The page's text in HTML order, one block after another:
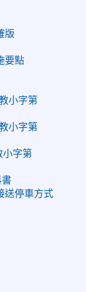
版
要點
小字第
小字第
小字第
書
送停車方式